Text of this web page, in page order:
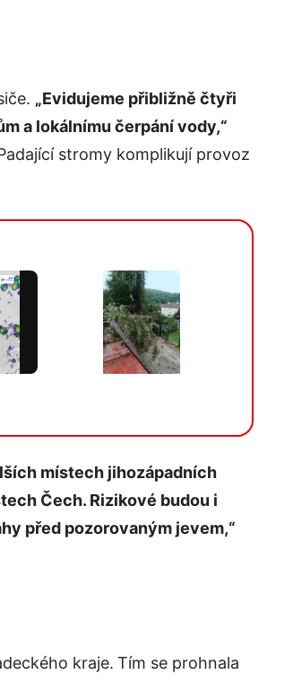
„Evidujeme přibližně čtyři
a lokálnímu čerpání vody,“
stromy komplikují provoz
místech jihozápadních
Čech. Rizikové budou i
před pozorovaným jevem,“
kraje. Tím se prohnala